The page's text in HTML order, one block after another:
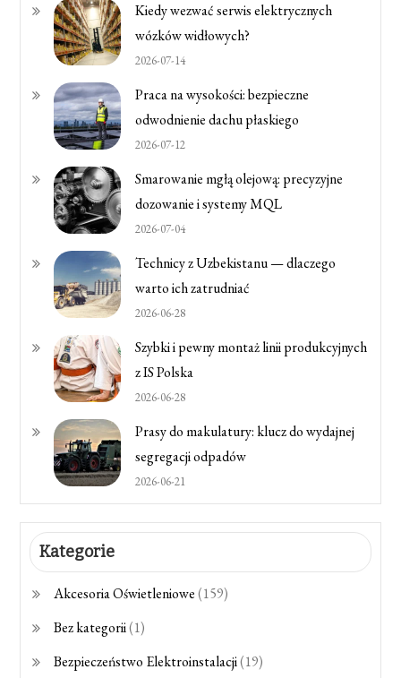
Kiedy wezwać serwis elektrycznych
wózków widłowych?
2026-07-14
Praca na wysokości: bezpieczne
odwodnienie dachu płaskiego
2026-07-12
Smarowanie mgłą olejową: precyzyjne
dozowanie i systemy MQL
2026-07-04
Technicy z Uzbekistanu — dlaczego
warto ich zatrudniać
2026-06-28
Szybki i pewny montaż linii produkcyjnych
z IS Polska
2026-06-28
Prasy do makulatury: klucz do wydajnej
segregacji odpadów
2026-06-21
Kategorie
Akcesoria Oświetleniowe(159)
Bez kategorii(1)
Bezpieczeństwo Elektroinstalacji(19)